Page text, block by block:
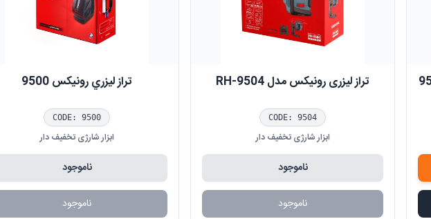
تراز لیزری رونیکس مدل RH-9504
CODE: 9504
ابزار شارژی تخفیف دار
ناموجود
ناموجود
تراز ليزري رونيکس 9500
CODE: 9500
ابزار شارژی تخفیف دار
ناموجود
ناموجود